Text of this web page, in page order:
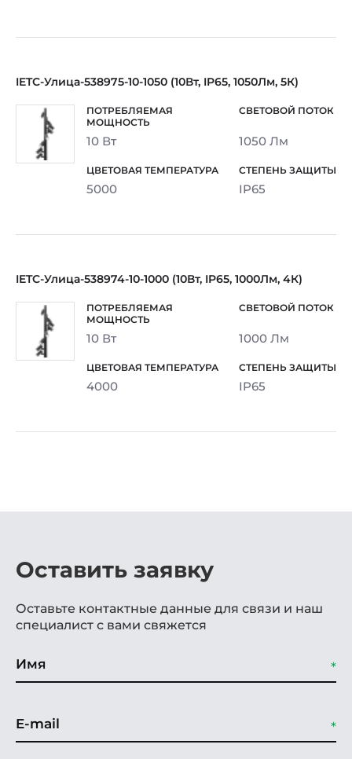
IETC-Улица-538975-10-1050 (10Вт, IP65, 1050Лм, 5К)
10 Вт 1050 Лм
5000 IP65
IETC-Улица-538974-10-1000 (10Вт, IP65, 1000Лм, 4К)
10 Вт 1000 Лм
4000 IP65
Оставить заявку
Оставьте контактные данные для связи и наш
специалист с вами свяжется